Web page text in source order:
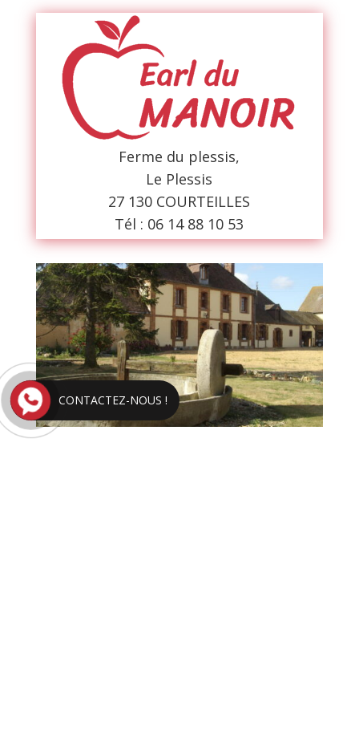
Ferme du plessis,
Le Plessis
27 130 COURTEILLES
Tél : 06 14 88 10 53
CONTACTEZ-NOUS !